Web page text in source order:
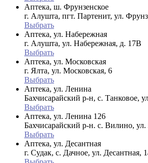
Аптека, ш. Фрунзенское
г. Алушта, пгт. Партенит, ул.
Выбрать
Аптека, ул. Набережная
г. Алушта, ул. Набережная, д. 17В
Выбрать
Аптека, ул. Московская
г. Ялта, ул. Московская, 6
Выбрать
Аптека, ул. Ленина
Бахчисарайский р-н, с. Танковое,
Выбрать
Аптека, ул. Ленина 126
Бахчисарайский р-н. с. Вилино,
Выбрать
Аптека, ул. Десантная
г. Судак, с. Дачное, ул. Десантная,